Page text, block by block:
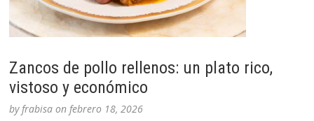
Zancos de pollo rellenos: un plato rico,
vistoso y económico
byfrabisa onfebrero 18, 2026